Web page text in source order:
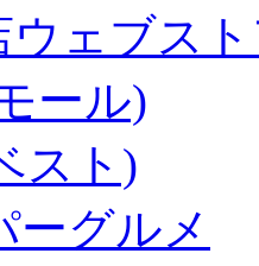
ウェブス
ール)
スト)
ーグルメ